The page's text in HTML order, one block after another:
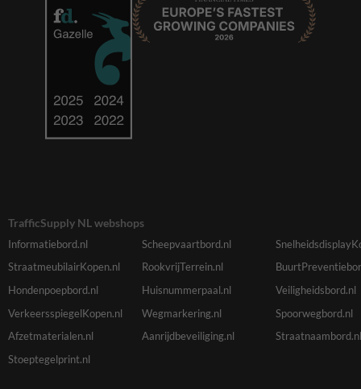
TrafficSupply NL webshops
Informatiebord.nl Scheepvaartbord.nl
StraatmeubilairKopen.nl
RookvrijTerrein.nl
Hondenpoepbord.nl
Huisnummerpaal.nl
Veiligheidsbord.nl
VerkeersspiegelKopen.nl
Wegmarkering.nl
Spoorwegbord.nl
Afzetmaterialen.nl
Aanrijdbeveiliging.nl
Straatnaambord.nl
Stoeptegelprint.nl